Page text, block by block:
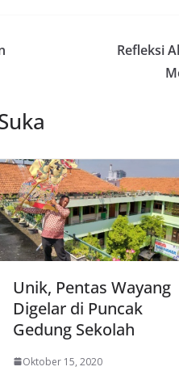
Refleksi
Unik, Pentas Wayang
Digelar di Puncak
Gedung Sekolah
Oktober 15, 2020